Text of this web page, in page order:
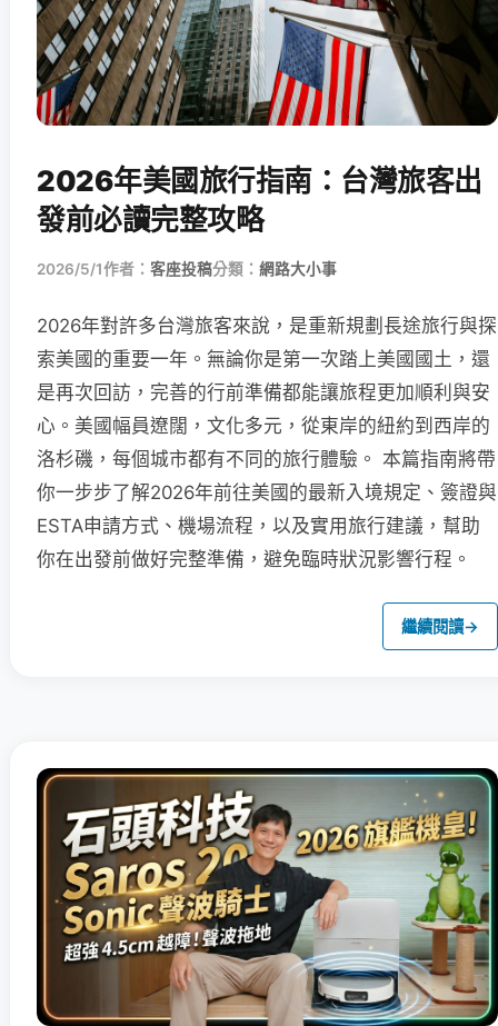
2026年美國旅行指南：台灣旅客出
發前必讀完整攻略
2026/5/1作者： 客座投稿分類： 網路大小事
2026年對許多台灣旅客來說，是重新規劃長途旅行與探
索美國的重要一年。無論你是第一次踏上美國國土，還
是再次回訪，完善的行前準備都能讓旅程更加順利與安
心。美國幅員遼闊，文化多元，從東岸的紐約到西岸的
洛杉磯，每個城市都有不同的旅行體驗。 本篇指南將帶
你一步步了解2026年前往美國的最新入境規定、簽證與
ESTA申請方式、機場流程，以及實用旅行建議，幫助
你在出發前做好完整準備，避免臨時狀況影響行程。
繼續閱讀→